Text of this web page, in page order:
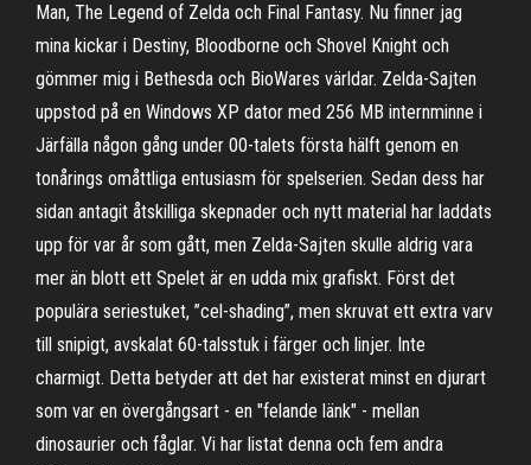
Man, The Legend of Zelda och Final Fantasy. Nu finner jag
mina kickar i Destiny, Bloodborne och Shovel Knight och
gömmer mig i Bethesda och BioWares världar. Zelda-Sajten
uppstod på en Windows XP dator med 256 MB internminne i
Järfälla någon gång under 00-talets första hälft genom en
tonårings omåttliga entusiasm för spelserien. Sedan dess har
sidan antagit åtskilliga skepnader och nytt material har laddats
upp för var år som gått, men Zelda-Sajten skulle aldrig vara
mer än blott ett Spelet är en udda mix grafiskt. Först det
populära seriestuket, ”cel-shading”, men skruvat ett extra varv
till snipigt, avskalat 60-talsstuk i färger och linjer. Inte
charmigt. Detta betyder att det har existerat minst en djurart
som var en övergångsart - en "felande länk" - mellan
dinosaurier och fåglar. Vi har listat denna och fem andra